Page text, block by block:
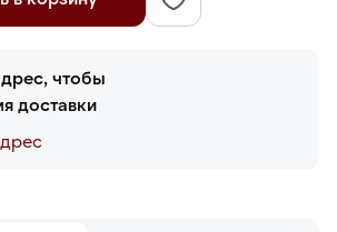
чтобы
доставки